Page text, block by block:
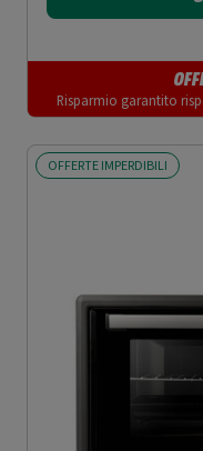
Risparmio garantito
OFFERTE IMPERDIBILI